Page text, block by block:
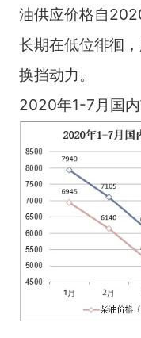
油供应价格自
长期在低位徘徊
换挡动力。
2020年1-7月国